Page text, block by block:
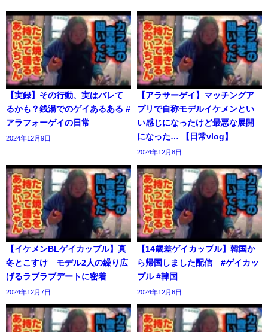
【実録】その行動、実はバレて
るかも？銭湯でのゲイあるある #
アラフォーゲイの日常
2024年12月9日
【アラサーゲイ】マッチングア
プリで自称モデルイケメンとい
い感じになったけど最悪な展開
になった… 【日常vlog】
2024年12月8日
【イケメンBLゲイカップル】真
冬とこすけ モデル2人の繰り広
げるラブラブデートに密着
2024年12月7日
【14歳差ゲイカップル】韓国か
ら帰国しました配信 #ゲイカッ
プル #韓国
2024年12月6日